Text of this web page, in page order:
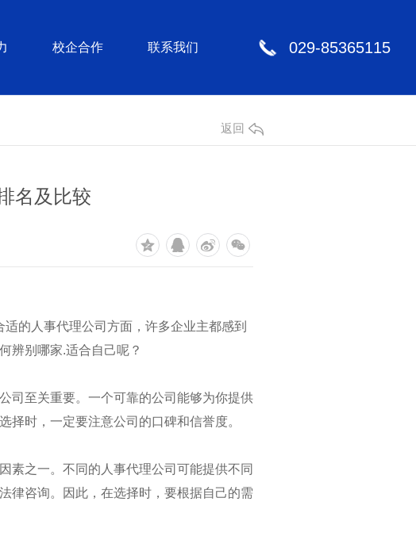
校企合作 联系我们 029-85365115
返回
名及比较
的人事代理公司方面，许多企业主都感到
辨别哪家.适合自己呢？
司至关重要。一个可靠的公司能够为你提供
择时，一定要注意公司的口碑和信誉度。
素之一。不同的人事代理公司可能提供不同
律咨询。因此，在选择时，要根据自己的需